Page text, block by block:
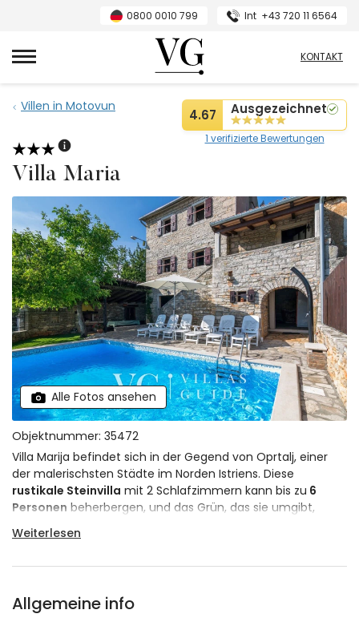
0800 0010 799 Int +43 720 11 6564
VillasGuide
KONTAKT
Villen in Motovun
4.67 Ausgezeichnet
1 verifizierte Bewertungen
Villa Maria
Alle Fotos ansehen
Objektnummer: 35472
Villa Marija befindet sich in der Gegend von Oprtalj, einer
der malerischsten Städte im Norden Istriens. Diese
rustikale Steinvilla mit 2 Schlafzimmern kann bis zu 6
Personen beherbergen, und das Grün, das sie umgibt,
schafft die ideale Atmosphäre für einen entspannten
Urlaub. Wenn Sie mit einem Haustier reisen, haben wir gute
Weiterlesen
Allgemeine info